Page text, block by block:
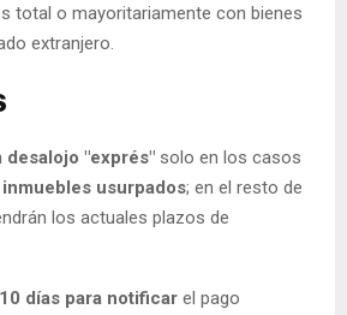
total o mayoritariamente con bienes
extranjero.
desalojo "exprés" solo en los casos
inmuebles usurpados; en el resto de
los actuales plazos de
días para notificar el pago